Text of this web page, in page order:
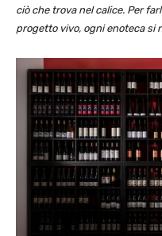
ciò che trova nel calice. Per
progetto vivo, ogni enoteca si